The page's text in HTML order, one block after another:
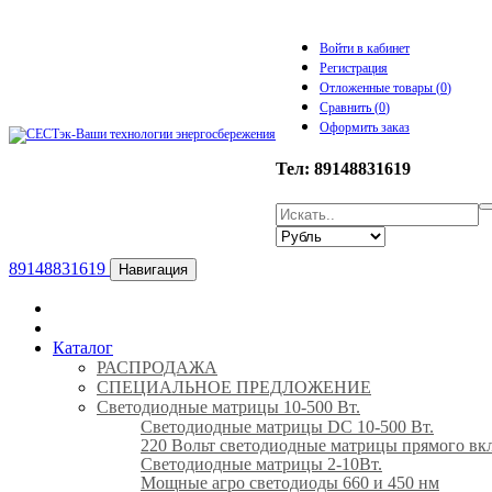
Войти в кабинет
Регистрация
Отложенные товары (0)
Сравнить (0)
Оформить заказ
Тел: 89148831619
89148831619 Навигация
Каталог
РАСПРОДАЖА
СПЕЦИАЛЬНОЕ ПРЕДЛОЖЕНИЕ
Светодиодные матрицы 10-500 Вт.
Светодиодные матрицы DC 10-500 Вт.
220 Вольт cветодиодные матрицы прямого
Светодиодные матрицы 2-10Вт.
Мощные агро светодиоды 660 и 450 нм